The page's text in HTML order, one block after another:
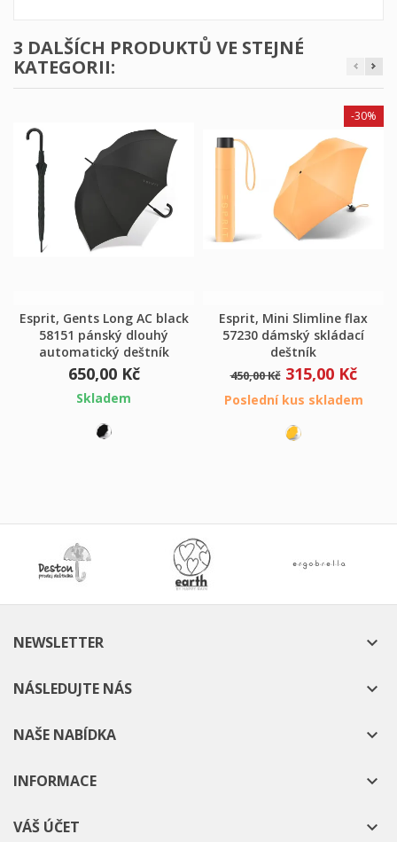
3 DALŠÍCH PRODUKTŮ VE STEJNÉ
KATEGORII:
Esprit, Gents Long AC black
58151 pánský dlouhý
automatický deštník
650,00 Kč
Skladem
Esprit, Mini Slimline flax
57230 dámský skládací
deštník
450,00 Kč
-30%
315,00 Kč
Poslední kus skladem
NEWSLETTER 
NÁSLEDUJTE NÁS 
NAŠE NABÍDKA 
INFORMACE 
VÁŠ ÚČET 